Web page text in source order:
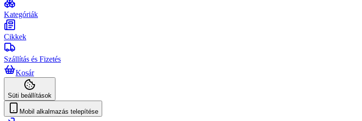
Kategóriák
Cikkek
Szállítás és Fizetés
Kosár
Süti beállítások
Mobil alkalmazás telepítése